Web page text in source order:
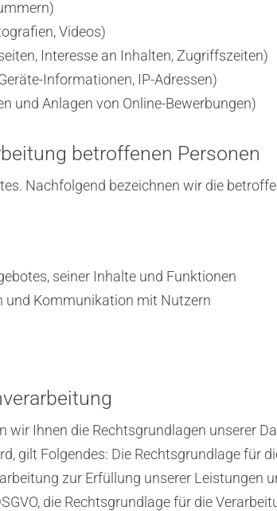
Videos)
Interesse an Inhalten, Zugriffszeiten)
Informationen, IP-Adressen)
und Anlagen von Online-Bewerbungen)
betroffenen Personen
Nachfolgend bezeichnen wir die
seiner Inhalte und Funktionen
Kommunikation mit Nutzern
wir Ihnen die Rechtsgrundlagen unserer
gilt Folgendes: Die Rechtsgrundlage für
zur Erfüllung unserer
die Rechtsgrundlage für die